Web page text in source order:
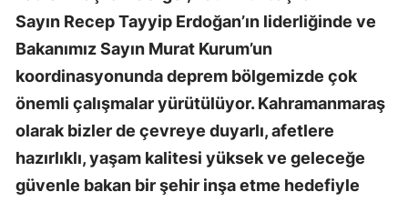
Sayın Recep Tayyip Erdoğan’ın liderliğinde ve
Bakanımız Sayın Murat Kurum’un
koordinasyonunda deprem bölgemizde çok
önemli çalışmalar yürütülüyor. Kahramanmaraş
olarak bizler de çevreye duyarlı, afetlere
hazırlıklı, yaşam kalitesi yüksek ve geleceğe
güvenle bakan bir şehir inşa etme hedefiyle